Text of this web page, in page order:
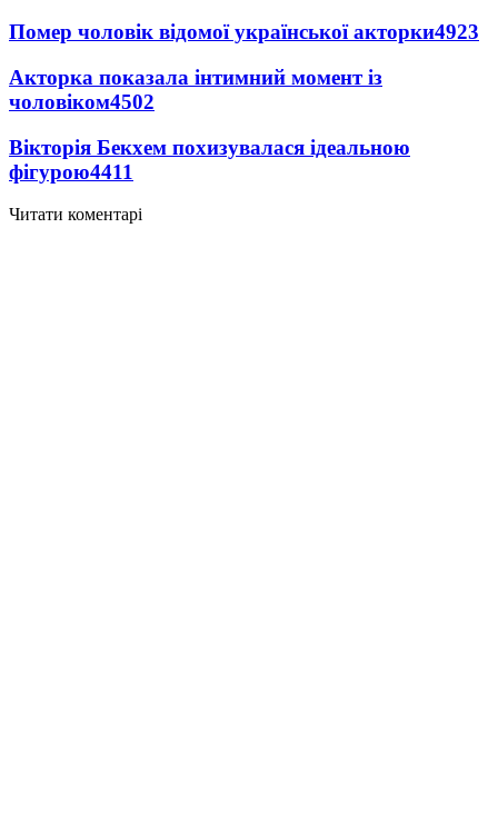
Помер чоловік відомої української акторки4923
Акторка показала інтимний момент із
чоловіком4502
Вікторія Бекхем похизувалася ідеальною
фігурою4411
Читати коментарі